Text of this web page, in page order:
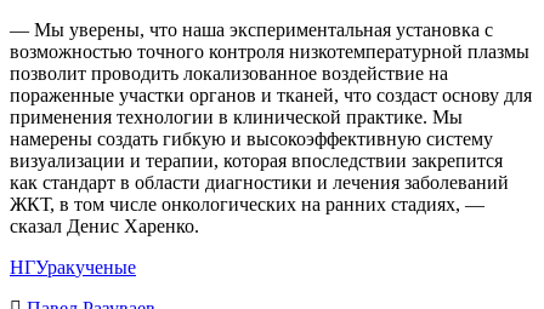
— Мы уверены, что наша экспериментальная установка с
возможностью точного контроля низкотемпературной плазмы
позволит проводить локализованное воздействие на
пораженные участки органов и тканей, что создаст основу для
применения технологии в клинической практике. Мы
намерены создать гибкую и высокоэффективную систему
визуализации и терапии, которая впоследствии закрепится
как стандарт в области диагностики и лечения заболеваний
ЖКТ, в том числе онкологических на ранних стадиях, —
сказал Денис Харенко.
НГУракученые